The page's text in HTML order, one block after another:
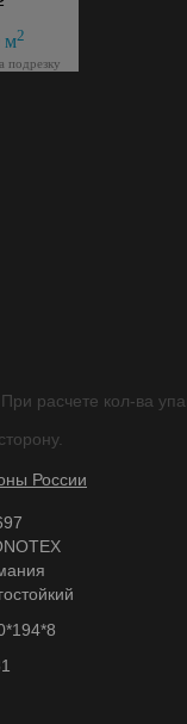
м2
подрезку
При расчете кол-ва
России